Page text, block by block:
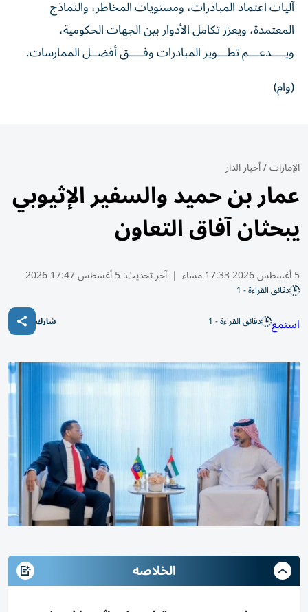
آليات اعتماد المبادرات، ومستويات المخاطر، والنماذج
المعتمدة، ويعزز تكامل الأدوار بين الجهات الحكومية،
ويــــدعـــم تطـــوير المبادرات وفــــق أفضــل الممارسات.
(وام)
الإمارات/أخبار الدار
عمار بن حميد والسفير الإثيوبي
يبحثان آفاق التعاون
5 أغسطس 2026 17:33 مساء | آخر تحديث:5 أغسطس 17:47 2026
دقائق القراءة - 1
استمع دقائق القراءة - 1 شارك
الخلاصه